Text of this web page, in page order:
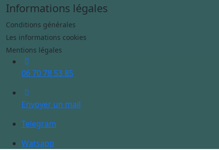
Informations légales
Conditions générales
Les informations cookies
Mentions légales
06 70 78 53 85
Envoyer un mail
Telegram
Watsapp